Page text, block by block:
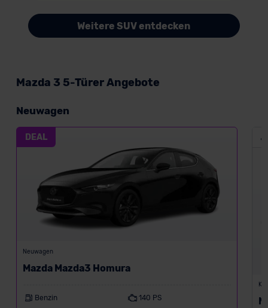
Weitere SUV entdecken
Mazda 3 5-Türer Angebote
Neuwagen
DEAL
Neuwagen
Mazda Mazda3 Homura
Benzin
140 PS